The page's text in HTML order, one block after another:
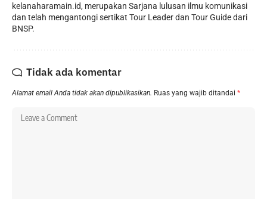
kelanaharamain.id, merupakan Sarjana lulusan ilmu komunikasi
dan telah mengantongi sertikat Tour Leader dan Tour Guide dari
BNSP.
Tidak ada komentar
Alamat email Anda tidak akan dipublikasikan. Ruas yang wajib ditandai *